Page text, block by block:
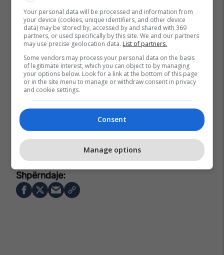
Anthony Joshua Boks Andy Ruiz
Your personal data will be processed and information from
your device (cookies, unique identifiers, and other device
data) may be stored by, accessed by and shared with 369
partners, or used specifically by this site. We and our partners
may use precise geolocation data. List of partners.
Some vendors may process your personal data on the basis
of legitimate interest, which you can object to by managing
your options below. Look for a link at the bottom of this page
or in the site menu to manage or withdraw consent in privacy
and cookie settings.
Consent
Manage options